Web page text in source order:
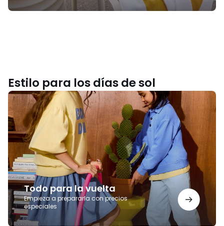
Estilo para los días de sol
Todo para la vuelta
Empieza a prepararla con precios
especiales
Todo
para
la
vuelta